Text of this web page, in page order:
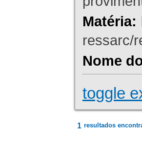
Matéria:
ressarc/
Nome
toggle
1 resultados